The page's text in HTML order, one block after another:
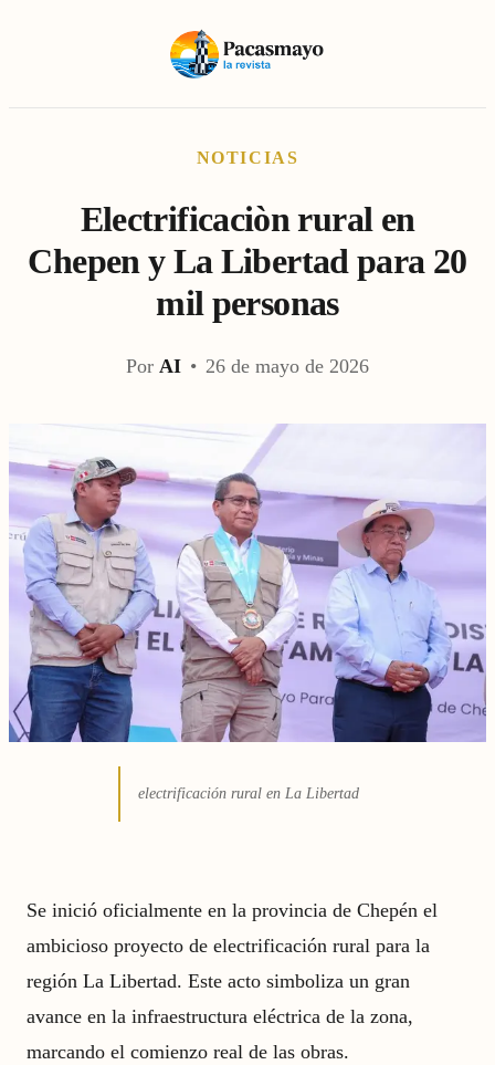
NOTICIAS
Electrificaciòn rural en
Chepen y La Libertad para 20
mil personas
Por AI • 26 de mayo de 2026
electrificación rural en La Libertad
Se inició oficialmente en la provincia de Chepén el
ambicioso proyecto de electrificación rural para la
región La Libertad. Este acto simboliza un gran
avance en la infraestructura eléctrica de la zona,
marcando el comienzo real de las obras.